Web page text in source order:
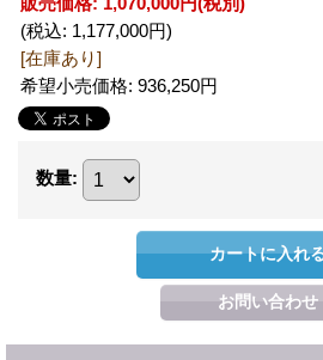
(税込: 1,177,000円)
[在庫あり]
希望小売価格: 936,250円
数量: